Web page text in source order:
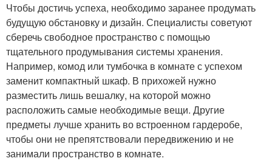
Чтобы достичь успеха, необходимо заранее продумать
будущую обстановку и дизайн. Специалисты советуют
сберечь свободное пространство с помощью
тщательного продумывания системы хранения.
Например, комод или тумбочка в комнате с успехом
заменит компактный шкаф. В прихожей нужно
разместить лишь вешалку, на которой можно
расположить самые необходимые вещи. Другие
предметы лучше хранить во встроенном гардеробе,
чтобы они не препятствовали передвижению и не
занимали пространство в комнате.